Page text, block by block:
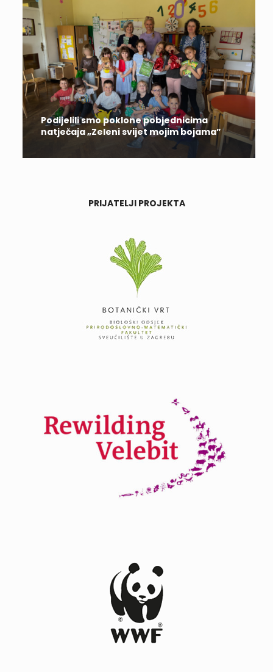
Podijelili smo poklone pobjednicima
natječaja „Zeleni svijet mojim bojama”
PRIJATELJI PROJEKTA